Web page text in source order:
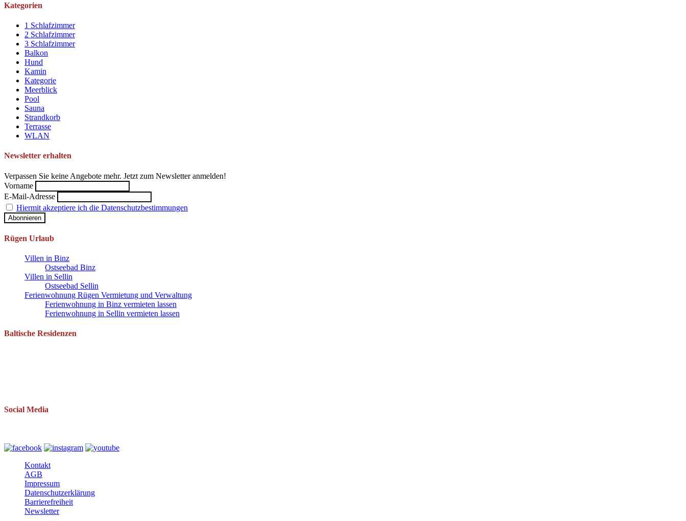
Kategorien
1 Schlafzimmer
2 Schlafzimmer
3 Schlafzimmer
Balkon
Hund
Kamin
Kategorie
Meerblick
Pool
Sauna
Strandkorb
Terrasse
WLAN
Newsletter erhalten
Verpassen Sie keine Angebote mehr. Jetzt zum Newsletter anmelden!
Vorname
E-Mail-Adresse
Hiermit akzeptiere ich die Datenschutzbestimmungen
Rügen Urlaub
Villen in Binz
Ostseebad Binz
Villen in Sellin
Ostseebad Sellin
Ferienwohnung Rügen Vermietung und Verwaltung
Ferienwohnung in Binz vermieten lassen
Ferienwohnung in Sellin vermieten lassen
Baltische Residenzen
Social Media
Kontakt
AGB
Impressum
Datenschutzerklärung
Barrierefreiheit
Newsletter